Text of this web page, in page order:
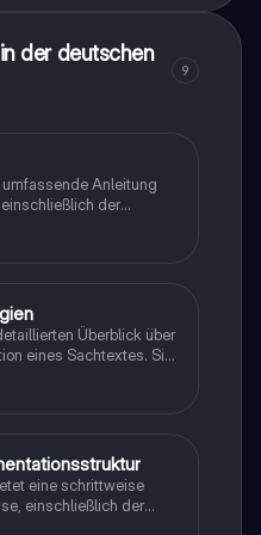
der deutschen
9
Anleitung
der
und
verschiedene
und anderen
die sich auf
Überblick über
eines Sachtextes. Sie
und den
sprachlichen Mittel
beschäftigen
eine schrittweise
einschließlich der
Gliederung in